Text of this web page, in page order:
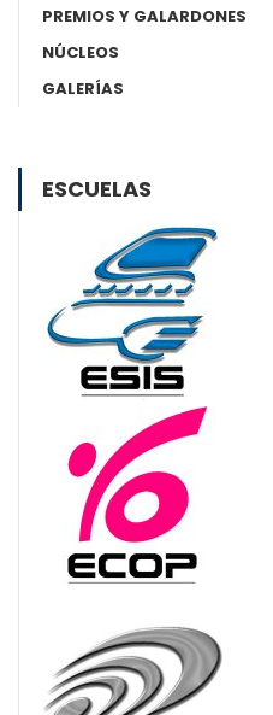
PREMIOS Y GALARDONES
NÚCLEOS
GALERÍAS
ESCUELAS